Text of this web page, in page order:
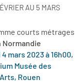
AU 5 MARS
courts métrages
Normandie
mars 2023 à 16h00,
Musée des
Rouen